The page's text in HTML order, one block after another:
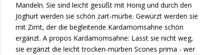
Mandeln. Sie sind leicht gesüßt mit Honig und durch den
Joghurt werden sie schön zart-mürbe. Gewürzt werden sie
mit Zimt, der die begleitende Kardamomsahne schön
ergänzt. A propos Kardamomsahne: Lasst sie nicht weg,
sie ergänzt die leicht trocken-mürben Scones prima - wer